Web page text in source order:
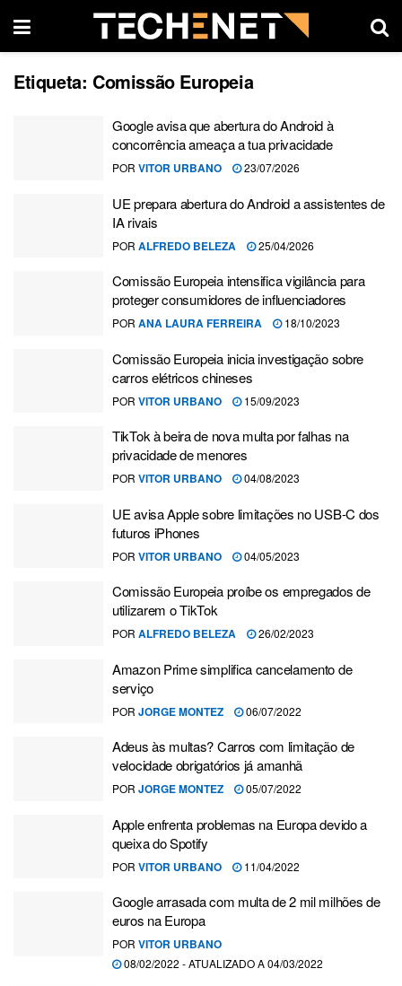
Etiqueta: Comissão Europeia
Google avisa que abertura do Android à
concorrência ameaça a tua privacidade
POR VITOR URBANO 23/07/2026
UE prepara abertura do Android a assistentes de
IA rivais
POR ALFREDO BELEZA 25/04/2026
Comissão Europeia intensifica vigilância para
proteger consumidores de influenciadores
POR ANA LAURA FERREIRA 18/10/2023
Comissão Europeia inicia investigação sobre
carros elétricos chineses
POR VITOR URBANO 15/09/2023
TikTok à beira de nova multa por falhas na
privacidade de menores
POR VITOR URBANO 04/08/2023
UE avisa Apple sobre limitações no USB-C dos
futuros iPhones
POR VITOR URBANO 04/05/2023
Comissão Europeia proíbe os empregados de
utilizarem o TikTok
POR ALFREDO BELEZA 26/02/2023
Amazon Prime simplifica cancelamento de
serviço
POR JORGE MONTEZ 06/07/2022
Adeus às multas? Carros com limitação de
velocidade obrigatórios já amanhã
POR JORGE MONTEZ 05/07/2022
Apple enfrenta problemas na Europa devido a
queixa do Spotify
POR VITOR URBANO 11/04/2022
Google arrasada com multa de 2 mil milhões de
euros na Europa
POR VITOR URBANO
08/02/2022 - ATUALIZADO A 04/03/2022